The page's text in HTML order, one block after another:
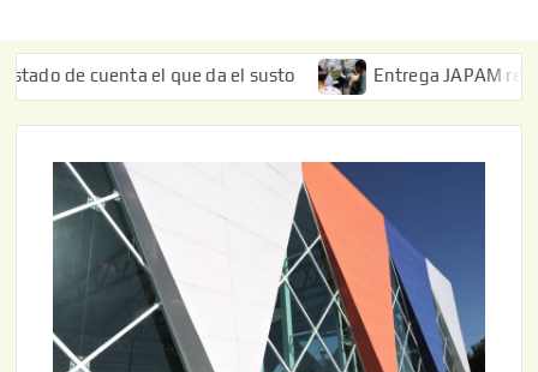
cuenta el que da el susto Entrega JAPAM